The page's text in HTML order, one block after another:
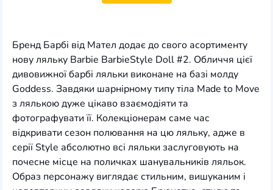
Бренд Барбі від Мател додає до свого асортименту
нову ляльку Barbie BarbieStyle Doll #2. Обличчя цієї
дивовижної барбі ляльки виконане на базі молду
Goddess. Завдяки шарнірному типу тіла Made to Move
з лялькою дуже цікаво взаємодіяти та
фотографувати її. Колекціонерам саме час
відкривати сезон полювання на цю ляльку, адже в
серії Style абсолютно всі ляльки заслуговують на
почесне місце на поличках шанувальників ляльок.
Образ персонажу виглядає стильним, вишуканим і